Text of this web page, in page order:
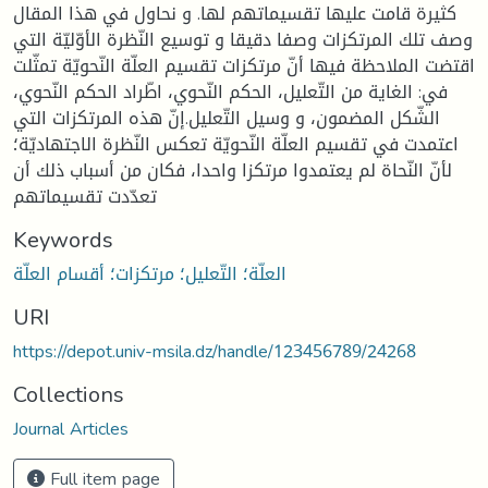
كثيرة قامت عليها تقسيماتهم لها. و نحاول في هذا المقال
وصف تلك المرتكزات وصفا دقيقا و توسيع النّظرة الأوّليّة التي
اقتضت الملاحظة فيها أنّ مرتكزات تقسيم العلّة النّحويّة تمثّلت
في: الغاية من التّعليل، الحكم النّحوي، اطّراد الحكم النّحوي،
الشّكل المضمون، و وسيل التّعليل.إنّ هذه المرتكزات التي
اعتمدت في تقسيم العلّة النّحويّة تعكس النّظرة الاجتهاديّة؛
لأنّ النّحاة لم يعتمدوا مرتكزا واحدا، فكان من أسباب ذلك أن
تعدّدت تقسيماتهم
Keywords
العلّة؛ التّعليل؛ مرتكزات؛ أقسام العلّة
URI
https://depot.univ-msila.dz/handle/123456789/24268
Collections
Journal Articles
Full item page